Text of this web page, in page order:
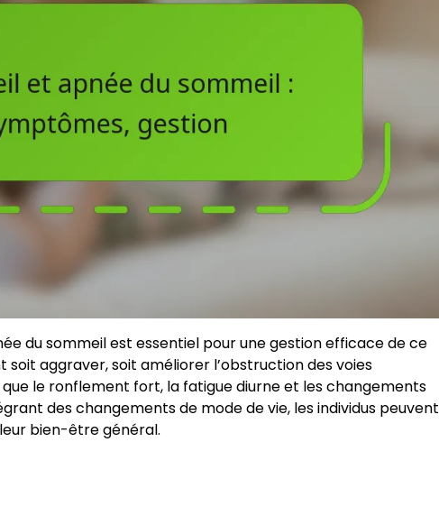
du sommeil est essentiel pour une gestion efficace de ce
aggraver, soit améliorer l’obstruction des voies
le ronflement fort, la fatigue diurne et les changements
des changements de mode de vie, les individus peuvent
bien-être général.